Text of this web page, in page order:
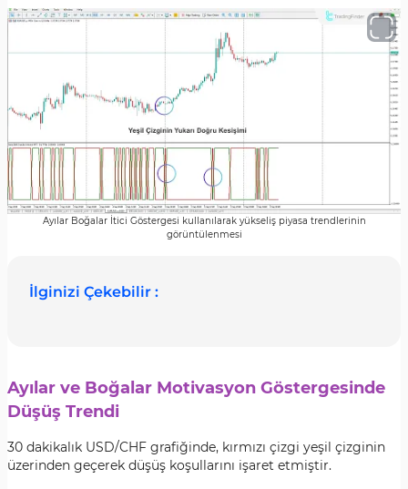
Ayılar Boğalar İtici Göstergesi kullanılarak yükseliş piyasa trendlerinin
görüntülenmesi
İlginizi Çekebilir :
Ayılar ve Boğalar Motivasyon Göstergesinde
Düşüş Trendi
30 dakikalık USD/CHF grafiğinde, kırmızı çizgi yeşil çizginin
üzerinden geçerek düşüş koşullarını işaret etmiştir.